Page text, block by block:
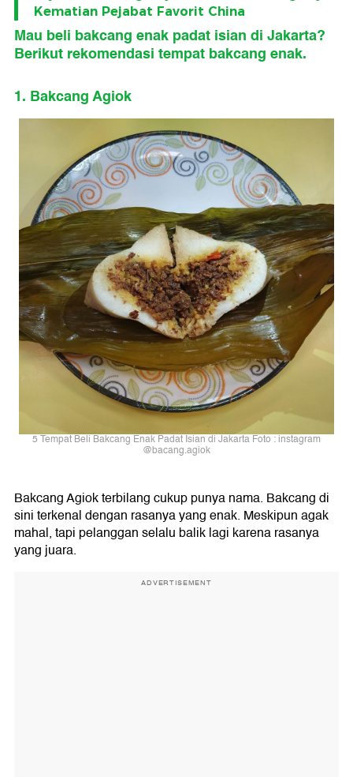
Kematian Pejabat Favorit China
Mau beli bakcang enak padat isian di Jakarta?
Berikut rekomendasi tempat bakcang enak.
1. Bakcang Agiok
5 Tempat Beli Bakcang Enak Padat Isian di Jakarta Foto : instagram
@bacang.agiok
Bakcang Agiok terbilang cukup punya nama. Bakcang di
sini terkenal dengan rasanya yang enak. Meskipun agak
mahal, tapi pelanggan selalu balik lagi karena rasanya
yang juara.
ADVERTISEMENT